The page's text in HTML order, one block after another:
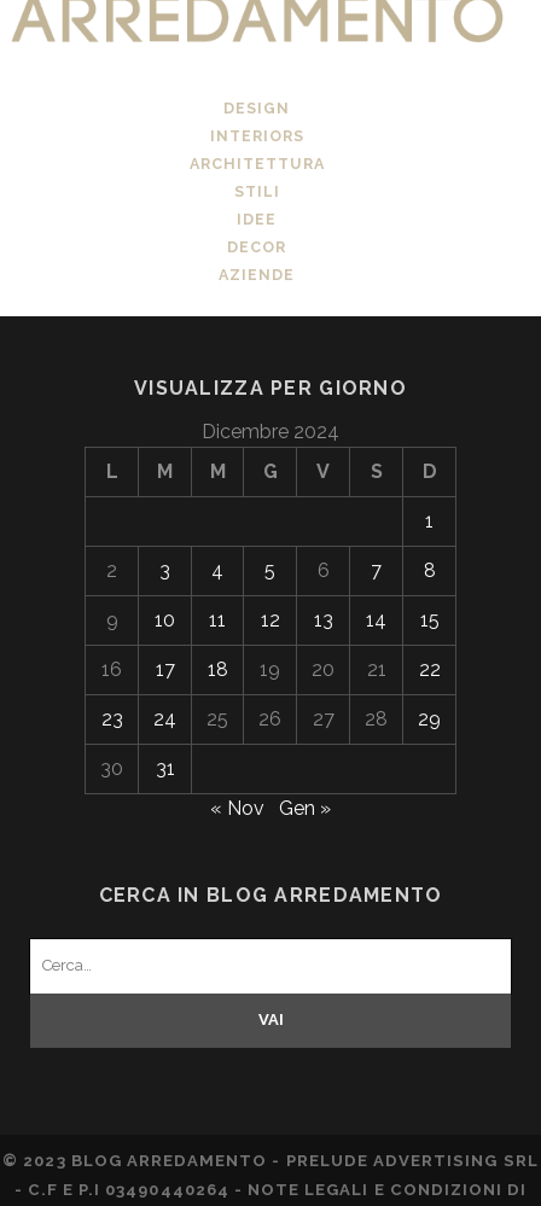
DESIGN
INTERIORS
ARCHITETTURA
STILI
IDEE
DECOR
AZIENDE
VISUALIZZA PER GIORNO
Dicembre 2024
L
M M G V S D
1
2 3 4 5 6 7 8
9 10 11 12 13 14 15
16 17 18 19 20 21 22
23 24 25 26 27 28 29
30
31
« Nov
Gen »
CERCA IN BLOG ARREDAMENTO
© 2023 BLOG ARREDAMENTO - PRELUDE ADVERTISING SRL
- C.F E P.I 03490440264 - NOTE LEGALI E CONDIZIONI DI